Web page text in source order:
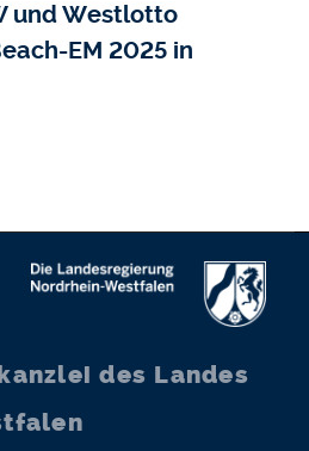
und Westlotto
EM 2025 in
des Landes